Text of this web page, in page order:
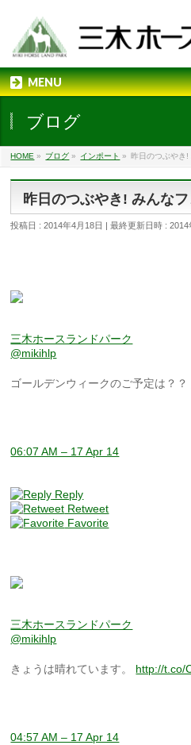
MENU
ブログ
HOME » ブログ » インポート » 昨日のつぶやき!
昨日のつぶやき! みんな
投稿日 : 2014年4月18日 最終更新日時 : 2014
三木ホースランドパーク
@mikihlp
ゴールデンウィークのご予定は？？
06:07 AM – 17 Apr 14
Reply
Retweet
Favorite
三木ホースランドパーク
@mikihlp
きょうは晴れています。 http://t.co/
04:57 AM – 17 Apr 14